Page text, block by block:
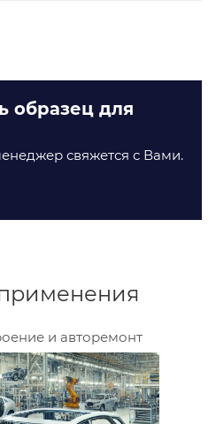
образец для
свяжется с Вами.
и авторемонт